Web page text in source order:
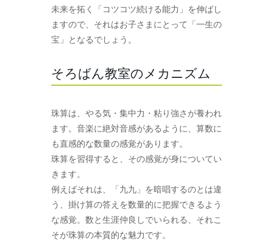
未来を拓く「コツコツ続ける能力」を伸ばし
ますので、それはお子さまにとって「一生の
宝」となるでしょう。
そろばん教室のメカニズム
珠算は、やる気・集中力・粘り強さが養われ
ます。音楽に絶対音感があるように、算数に
も直感的な数量の感覚があります。
珠算を習得すると、その感覚が身についてい
きます。
例えばそれは、「九九」を暗唱するのとは違
う、掛け算の答えを数量的に把握できるよう
な感覚。数と生涯仲良しでいられる、それこ
そが珠算の本質的な魅力です。